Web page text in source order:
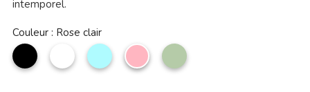
intemporel.
Couleur : Rose clair
noir Blanc
Bleu
ciel
Rose
clair
Vert
amande